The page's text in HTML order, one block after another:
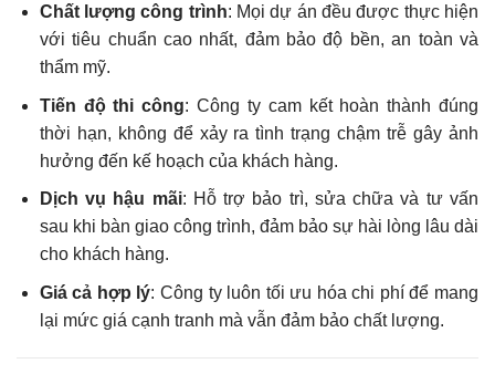
Chất lượng công trình: Mọi dự án đều được thực hiện
với tiêu chuẩn cao nhất, đảm bảo độ bền, an toàn và
thẩm mỹ.
Tiến độ thi công: Công ty cam kết hoàn thành đúng
thời hạn, không để xảy ra tình trạng chậm trễ gây ảnh
hưởng đến kế hoạch của khách hàng.
Dịch vụ hậu mãi: Hỗ trợ bảo trì, sửa chữa và tư vấn
sau khi bàn giao công trình, đảm bảo sự hài lòng lâu dài
cho khách hàng.
Giá cả hợp lý: Công ty luôn tối ưu hóa chi phí để mang
lại mức giá cạnh tranh mà vẫn đảm bảo chất lượng.